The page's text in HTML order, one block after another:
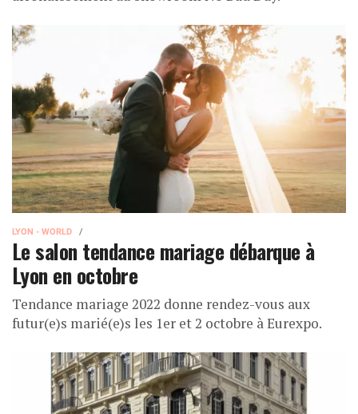
LYON - WORLD
Le salon tendance mariage débarque à
Lyon en octobre
Tendance mariage 2022 donne rendez-vous aux
futur(e)s marié(e)s les 1er et 2 octobre à Eurexpo.